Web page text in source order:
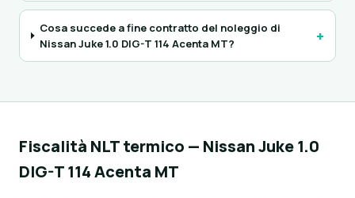
Cosa succede a fine contratto del noleggio di
Nissan Juke 1.0 DIG-T 114 Acenta MT?
+
Fiscalità NLT termico — Nissan Juke 1.0
DIG-T 114 Acenta MT